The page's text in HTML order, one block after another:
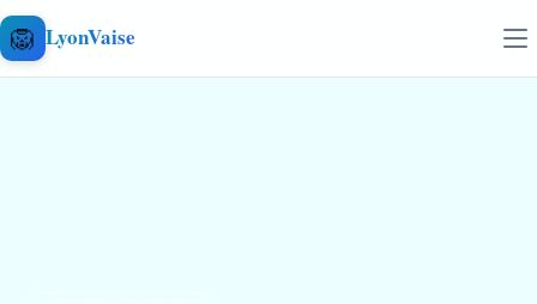
Aller au contenu
🦁 LyonVaise